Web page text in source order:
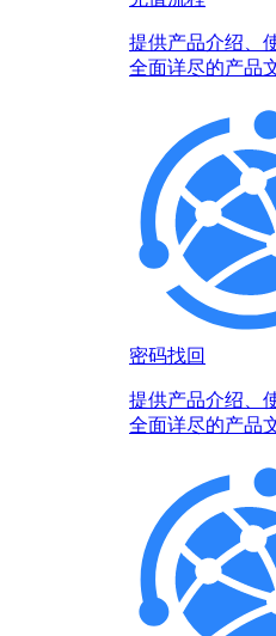
提供产品介绍、
全面详尽的产品
密码找回
提供产品介绍、
全面详尽的产品